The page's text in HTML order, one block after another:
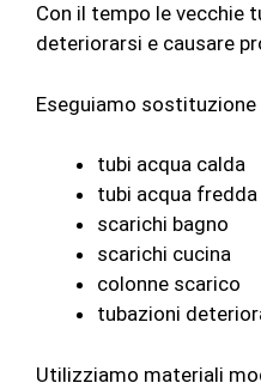
Con il tempo le vecchie
deteriorarsi e causare
Eseguiamo sostituzione
tubi acqua calda
tubi acqua fredda
scarichi bagno
scarichi cucina
colonne scarico
tubazioni
Utilizziamo materiali